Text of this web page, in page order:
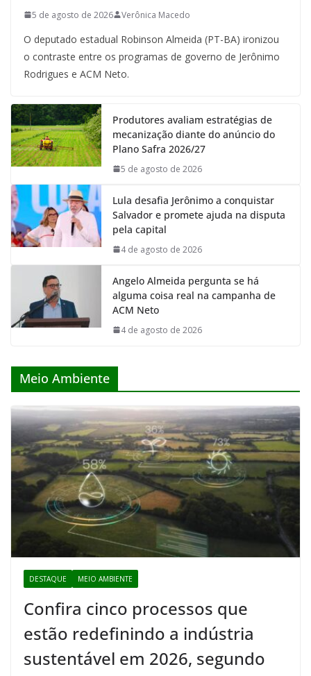
5 de agosto de 2026 Verônica Macedo
O deputado estadual Robinson Almeida (PT-BA) ironizou
o contraste entre os programas de governo de Jerônimo
Rodrigues e ACM Neto.
Produtores avaliam estratégias de
mecanização diante do anúncio do
Plano Safra 2026/27
5 de agosto de 2026
Lula desafia Jerônimo a conquistar
Salvador e promete ajuda na disputa
pela capital
4 de agosto de 2026
Angelo Almeida pergunta se há
alguma coisa real na campanha de
ACM Neto
4 de agosto de 2026
Meio Ambiente
DESTAQUE MEIO AMBIENTE
Confira cinco processos que
estão redefinindo a indústria
sustentável em 2026, segundo